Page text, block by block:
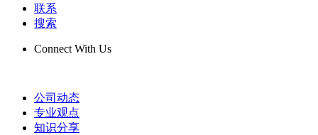
联系
搜索
Connect With Us
公司动态
专业观点
知识分享